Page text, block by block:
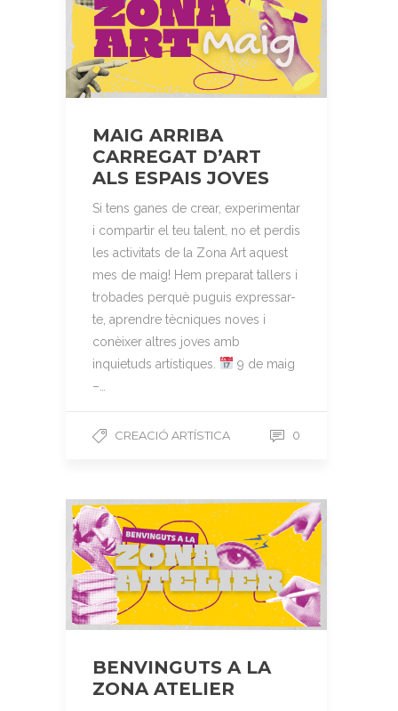
MAIG ARRIBA
CARREGAT D’ART
ALS ESPAIS JOVES
Si tens ganes de crear, experimentar
i compartir el teu talent, no et perdis
les activitats de la Zona Art aquest
mes de maig! Hem preparat tallers i
trobades perquè puguis expressar-
te, aprendre tècniques noves i
conèixer altres joves amb
inquietuds artístiques.
9 de maig
–…
CREACIÓ ARTÍSTICA 0
BENVINGUTS A LA
ZONA ATELIER